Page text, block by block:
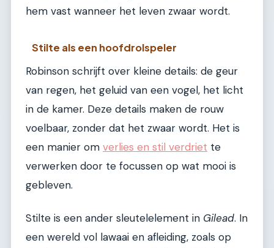
hem vast wanneer het leven zwaar wordt.
Stilte als een hoofdrolspeler
Robinson schrijft over kleine details: de geur
van regen, het geluid van een vogel, het licht
in de kamer. Deze details maken de rouw
voelbaar, zonder dat het zwaar wordt. Het is
een manier om verlies en stil verdriet te
verwerken door te focussen op wat mooi is
gebleven.
Stilte is een ander sleutelelement in Gilead. In
een wereld vol lawaai en afleiding, zoals op